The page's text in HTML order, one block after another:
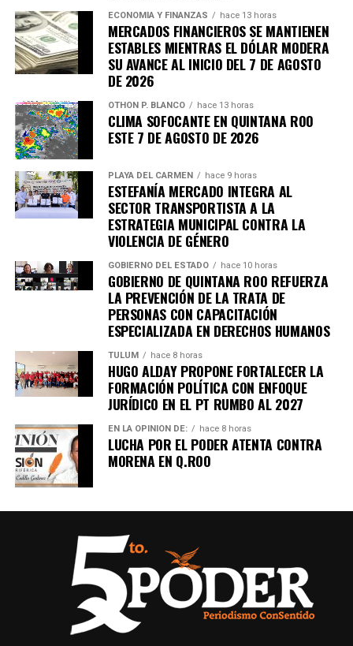
ECONOMÍA Y FINANZAS hace 13 horas
MERCADOS FINANCIEROS SE MANTIENEN
ESTABLES MIENTRAS EL DÓLAR MODERA
SU AVANCE AL INICIO DEL 7 DE AGOSTO
DE 2026
OTHON P. BLANCO hace 13 horas
CLIMA SOFOCANTE EN QUINTANA ROO
ESTE 7 DE AGOSTO DE 2026
PLAYA DEL CARMEN hace 9 horas
ESTEFANÍA MERCADO INTEGRA AL
SECTOR TRANSPORTISTA A LA
ESTRATEGIA MUNICIPAL CONTRA LA
VIOLENCIA DE GÉNERO
GOBIERNO DEL ESTADO hace 10 horas
GOBIERNO DE QUINTANA ROO REFUERZA
LA PREVENCIÓN DE LA TRATA DE
PERSONAS CON CAPACITACIÓN
ESPECIALIZADA EN DERECHOS HUMANOS
TULUM hace 8 horas
HUGO ALDAY PROPONE FORTALECER LA
FORMACIÓN POLÍTICA CON ENFOQUE
JURÍDICO EN EL PT RUMBO AL 2027
EN LA OPINIÓN DE: hace 8 horas
LUCHA POR EL PODER ATENTA CONTRA
MORENA EN Q.ROO